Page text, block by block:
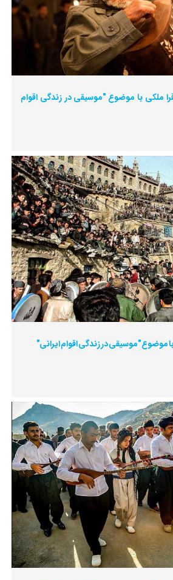
ملکی با موضوع "موسیقی در زندگی اقوام
موضوع "موسیقی در زندگی اقوام ایرانی"